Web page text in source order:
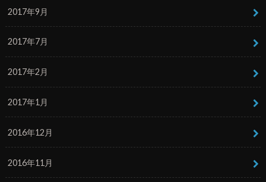
2017年9月
2017年7月
2017年2月
2017年1月
2016年12月
2016年11月